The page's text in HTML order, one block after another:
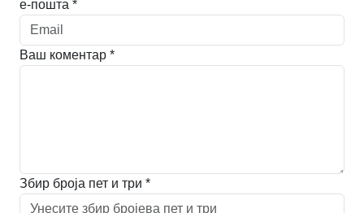
е-пошта *
Ваш коментар *
Збир броја пет и три *